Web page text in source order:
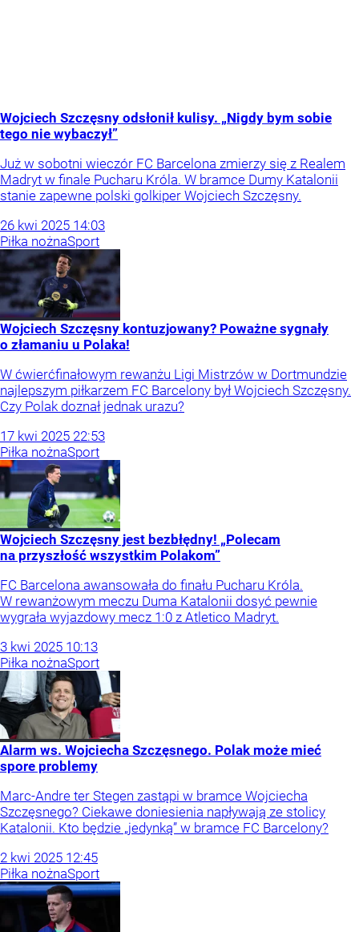
Wojciech Szczęsny odsłonił kulisy. „Nigdy bym sobie
tego nie wybaczył”
Już w sobotni wieczór FC Barcelona zmierzy się z Realem
Madryt w finale Pucharu Króla. W bramce Dumy Katalonii
stanie zapewne polski golkiper Wojciech Szczęsny.
26 kwi 2025 14:03
Piłka nożnaSport
Wojciech Szczęsny kontuzjowany? Poważne sygnały
o złamaniu u Polaka!
W ćwierćfinałowym rewanżu Ligi Mistrzów w Dortmundzie
najlepszym piłkarzem FC Barcelony był Wojciech Szczęsny.
Czy Polak doznał jednak urazu?
17 kwi 2025 22:53
Piłka nożnaSport
Wojciech Szczęsny jest bezbłędny! „Polecam
na przyszłość wszystkim Polakom”
FC Barcelona awansowała do finału Pucharu Króla.
W rewanżowym meczu Duma Katalonii dosyć pewnie
wygrała wyjazdowy mecz 1:0 z Atletico Madryt.
3 kwi 2025 10:13
Piłka nożnaSport
Alarm ws. Wojciecha Szczęsnego. Polak może mieć
spore problemy
Marc-Andre ter Stegen zastąpi w bramce Wojciecha
Szczęsnego? Ciekawe doniesienia napływają ze stolicy
Katalonii. Kto będzie „jedynką” w bramce FC Barcelony?
2 kwi 2025 12:45
Piłka nożnaSport